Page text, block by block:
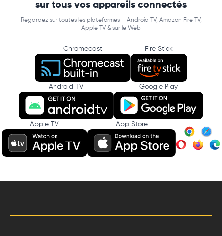
sur tous vos appareils connectés
Regardez sur toutes les plateformes – Android TV, Amazon Fire TV,
Apple TV & sur le Web
Chromecast Fire Stick
Android TV Google Play
Apple TV App Store